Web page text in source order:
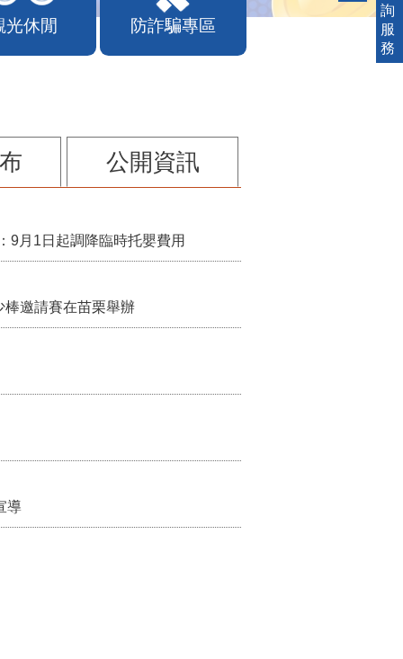
光休閒 防詐騙專區
公開資訊
9月1日起調降臨時托嬰費用
邀請賽在苗栗舉辦
導
詢
服
務